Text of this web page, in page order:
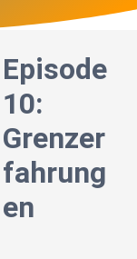
Episode
10:
Grenzer
fahrung
en